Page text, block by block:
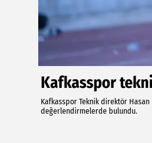
Kafkasspor
Kafkasspor Teknik direktör Hasan
değerlendirmelerde bulundu.